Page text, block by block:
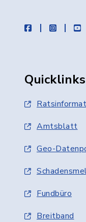
facebook
Quicklinks
Amtsblatt
Geo-
Fundbüro
Breitband